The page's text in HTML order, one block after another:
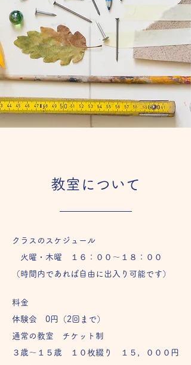
​教室について
クラスのスケジュール
火曜・木曜 １６：００～１８：００
​（時間内であれば自由に出入り可能です）
料金
体験会 0円（2回まで）
通常の教室 チケット制
３歳～１５歳 １０枚綴り １５ ​， ０００円